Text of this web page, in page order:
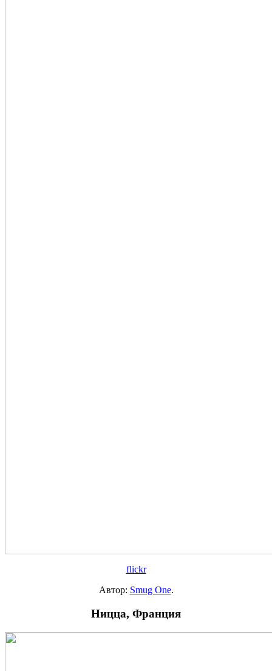
flickr
Автор: Smug One.
Ницца, Франция